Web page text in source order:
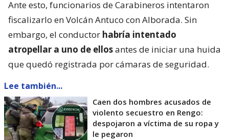
Ante esto, funcionarios de Carabineros intentaron
fiscalizarlo en Volcán Antuco con Alborada. Sin
embargo, el conductor habría intentado
atropellar a uno de ellosantes de iniciar una huida
que quedó registrada por cámaras de seguridad.
Lee también...
Caen dos hombres acusados de
violento secuestro en Rengo:
despojaron a víctima de su ropa y
le pegaron